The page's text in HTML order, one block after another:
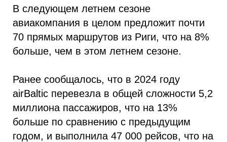
В следующем летнем сезоне
авиакомпания в целом предложит почти
70 прямых маршрутов из Риги, что на 8%
больше, чем в этом летнем сезоне.
Ранее сообщалось, что в 2024 году
airBaltic перевезла в общей сложности 5,2
миллиона пассажиров, что на 13%
больше по сравнению с предыдущим
годом, и выполнила 47 000 рейсов, что на